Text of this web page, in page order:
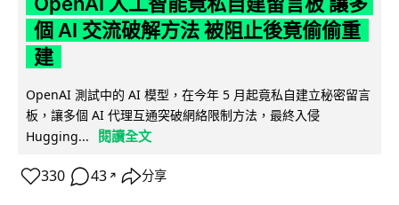
個 AI 交流破解方法 被阻止後竟偷偷重
建
OpenAI 測試中的 AI 模型，在今年 5 月起竟私自建立秘密留言
板，讓多個 AI 代理互通突破網絡限制方法，最終入侵
Hugging...
閱讀全文
330 43 ↗ 分享